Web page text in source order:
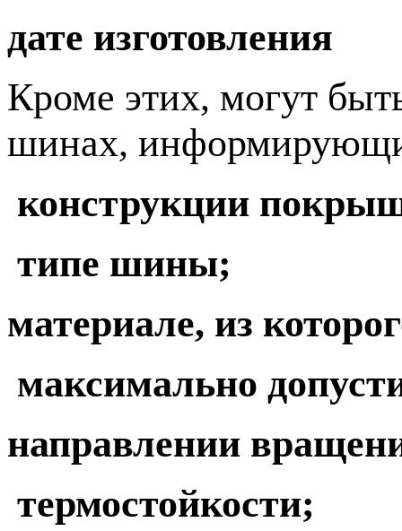
дате изготовления
Кроме этих, могут
шинах,
конструкции
типе шины;
материале, из
максимально
направлении
термостойкости;